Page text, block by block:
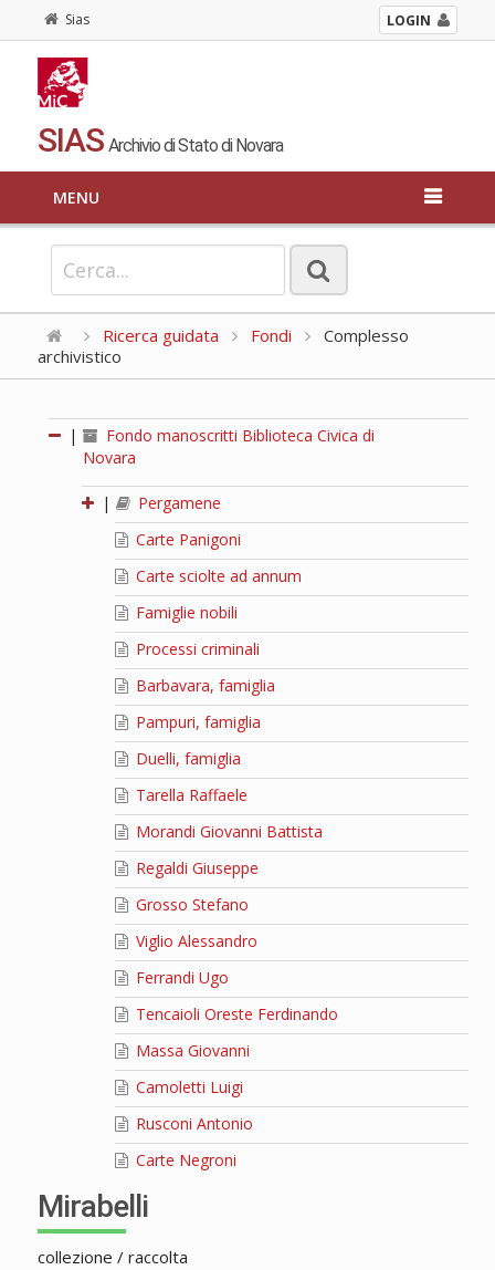
Sias LOGIN
SIAS Archivio di Stato di Novara
MENU
Ricerca guidata Fondi
Complesso
archivistico
|
Fondo manoscritti Biblioteca Civica di
Novara
|
Pergamene
Carte Panigoni
Carte sciolte ad annum
Famiglie nobili
Processi criminali
Barbavara, famiglia
Pampuri, famiglia
Duelli, famiglia
Tarella Raffaele
Morandi Giovanni Battista
Regaldi Giuseppe
Grosso Stefano
Viglio Alessandro
Ferrandi Ugo
Tencaioli Oreste Ferdinando
Massa Giovanni
Camoletti Luigi
Rusconi Antonio
Carte Negroni
Mirabelli
collezione / raccolta